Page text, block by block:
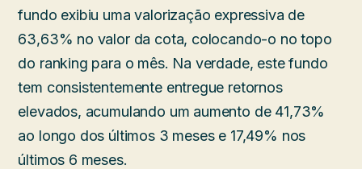
fundo exibiu uma valorização expressiva de
63,63% no valor da cota, colocando-o no topo
do ranking para o mês. Na verdade, este fundo
tem consistentemente entregue retornos
elevados, acumulando um aumento de 41,73%
ao longo dos últimos 3 meses e 17,49% nos
últimos 6 meses.